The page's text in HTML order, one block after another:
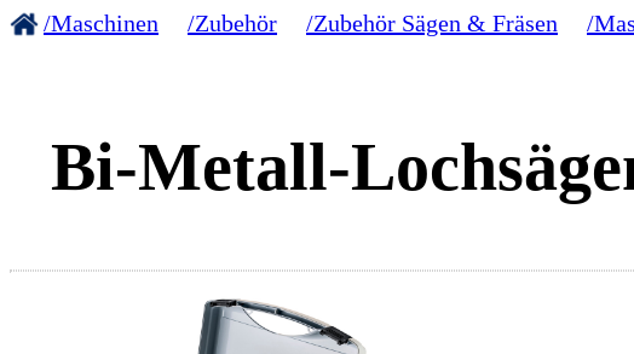
/Maschinen /Zubehör /Zubehör Sägen & Fräsen /
Bi-Metall-